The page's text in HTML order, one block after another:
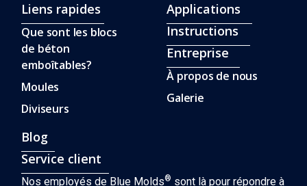
Liens rapides
Que sont les blocs
de béton
emboîtables?
Moules
Diviseurs
Applications
Instructions
Entreprise
À propos de nous
Galerie
Blog
Service client
Nos employés de Blue Molds® sont là pour répondre à